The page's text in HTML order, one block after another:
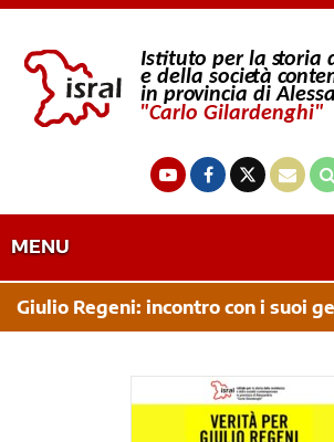
MENU
Giulio Regeni: incontro con i suoi